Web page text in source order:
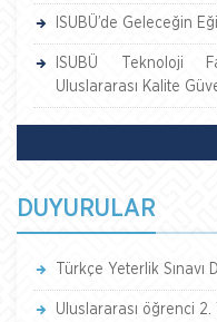
ISUBÜ’de Geleceğin
ISUBÜ Teknoloji
Uluslararası Kalite
DUYURULAR
Türkçe Yeterlik Sınavı
Uluslararası öğrenci 2.